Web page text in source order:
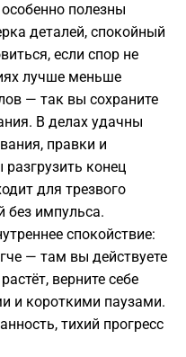
полезны
деталей, спокойный
если спор не
лучше меньше
— так вы сохраните
В делах удачны
правки и
конец
для трезвого
без импульса.
спокойствие:
— там вы действуете
верните себе
и короткими паузами.
тихий прогресс